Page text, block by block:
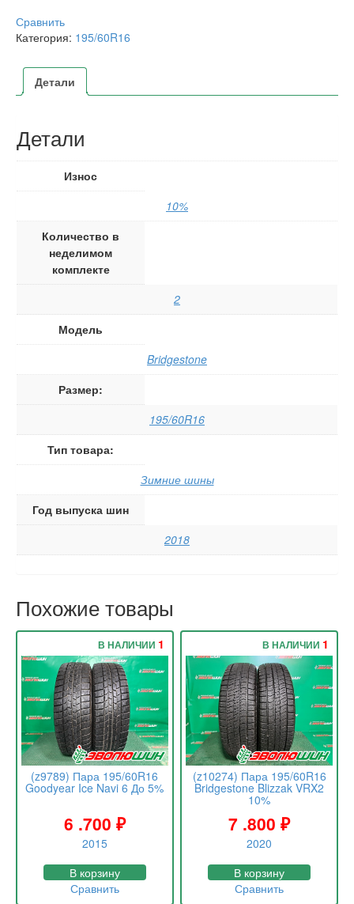
Сравнить
Категория: 195/60R16
Детали
Детали
Износ
10%
Количество в
неделимом
комплекте
2
Модель
Bridgestone
Размер:
195/60R16
Тип товара:
Зимние шины
Год выпуска шин
2018
Похожие товары
(z9789) Пара 195/60R16
Goodyear Ice Navi 6 До 5%
6 .700 ₽
2015
В НАЛИЧИИ 1
В корзину
Сравнить
(z10274) Пара 195/60R16
Bridgestone Blizzak VRX2
10%
7 .800₽
2020
В НАЛИЧИИ 1
В корзину
Сравнить